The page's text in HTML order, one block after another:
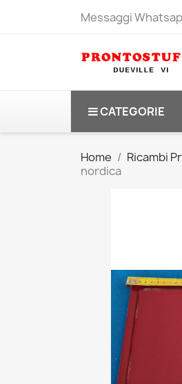
Messaggi
CATEGORIE
Home Ricambi
nordica